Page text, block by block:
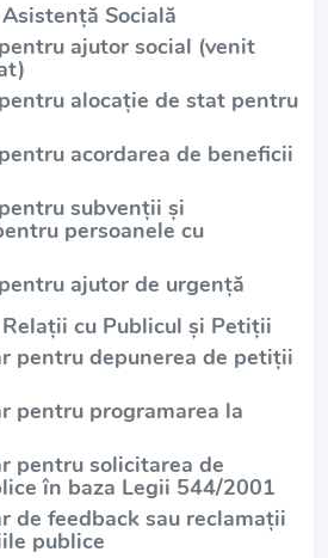
Socială
ajutor social (venit
alocație de stat pentru
acordarea de beneficii
subvenții și
persoanele cu
ajutor de urgență
cu Publicul și Petiții
pentru depunerea de petiții
pentru programarea la
pentru solicitarea de
în baza Legii 544/2001
de feedback sau reclamații
publice